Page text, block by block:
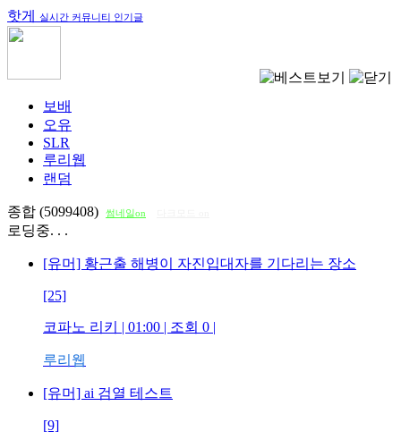
핫게 실시간 커뮤니티 인기글
보배
오유
SLR
루리웹
랜덤
종합 (5099408) 썸네일on
로딩중. . .
[유머] 황근출 해병이 자진입대자를 기다리는 장소
[25]
코파노 리키 | 01:00 | 조회 0 |
루리웹
[유머] ai 검열 테스트
[9]